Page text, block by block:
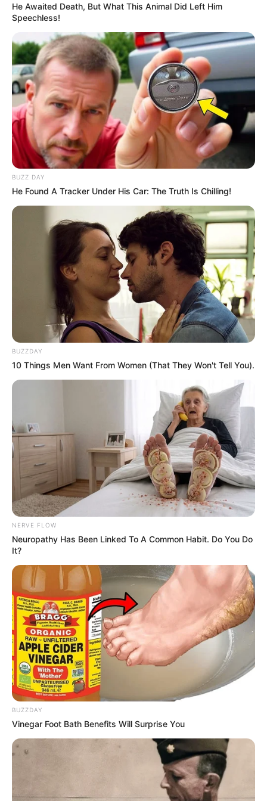
arrugas en esta delicada zona.
El Método Innovador para Combatir las
Arrugas
Recibe Nuestras Mejores
Recetas Directamente en
Tu WhatsApp
Únete gratis a nuestro canal y recibe remedios
caseros, recetas naturales, consejos de
belleza y trucos saludables directamente en tu
Gratis Fácil
Recetas nuevas cada
día
UNIRME GRATIS AL CANAL
No te pierdas las próximas recetas que estaremos
compartiendo.
He Awaited Death, But What This Animal Did Left Him
Speechless!
BUZZ DAY
He Found A Tracker Under His Car: The Truth Is Chilling!
BUZZDAY
10 Things Men Want From Women (That They Won't Tell You).
NERVE FLOW
Neuropathy Has Been Linked To A Common Habit. Do You Do
It?
BUZZDAY
Vinegar Foot Bath Benefits Will Surprise You